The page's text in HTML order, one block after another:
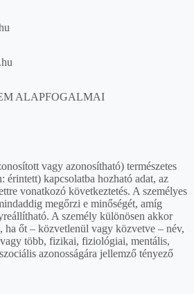
ALAPFOGALMAI
vagy azonosítható) természetes
érintett) kapcsolatba hozható adat, az
vonatkozó következtetés. A személyes
megőrzi e minőségét, amíg
A személy különösen akkor
ha őt – közvetlenül vagy közvetve – név,
több, fizikai, fiziológiai, mentális,
azonosságára jellemző tényező